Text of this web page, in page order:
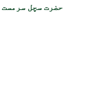
حضرت سچل